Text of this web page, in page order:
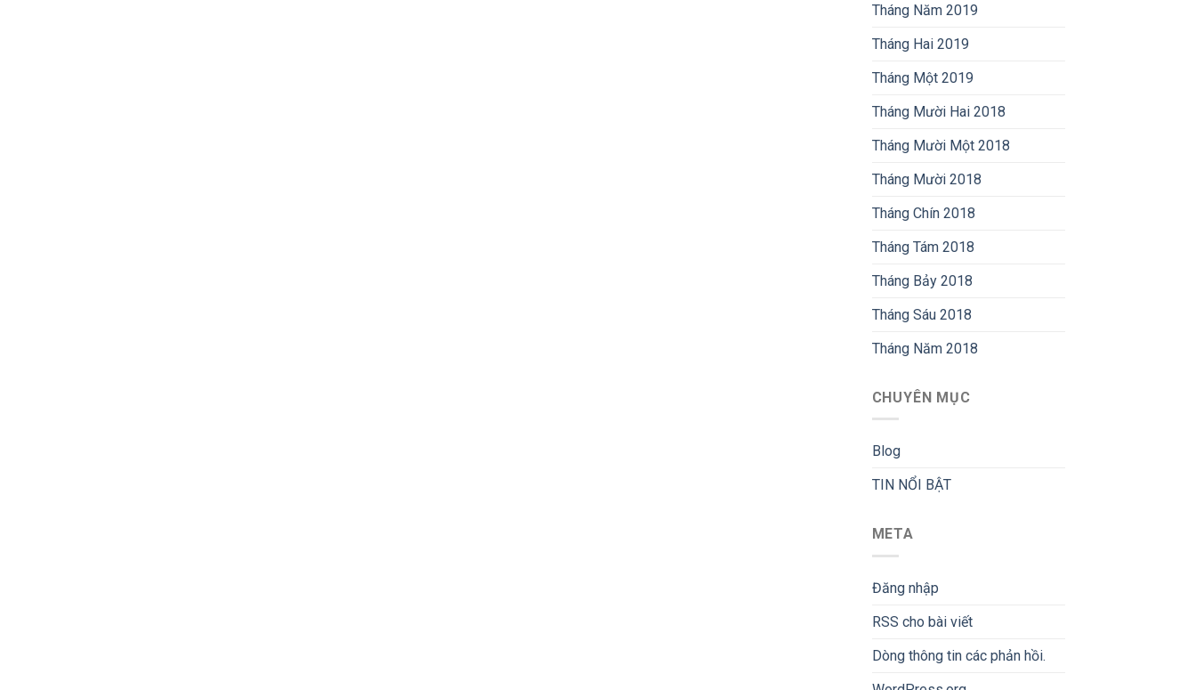
Tháng Năm 2019
Tháng Hai 2019
Tháng Một 2019
Tháng Mười Hai 2018
Tháng Mười Một 2018
Tháng Mười 2018
Tháng Chín 2018
Tháng Tám 2018
Tháng Bảy 2018
Tháng Sáu 2018
Tháng Năm 2018
CHUYÊN MỤC
Blog
TIN NỔI BẬT
META
Đăng nhập
RSS cho bài viết
Dòng thông tincác phản hồi.